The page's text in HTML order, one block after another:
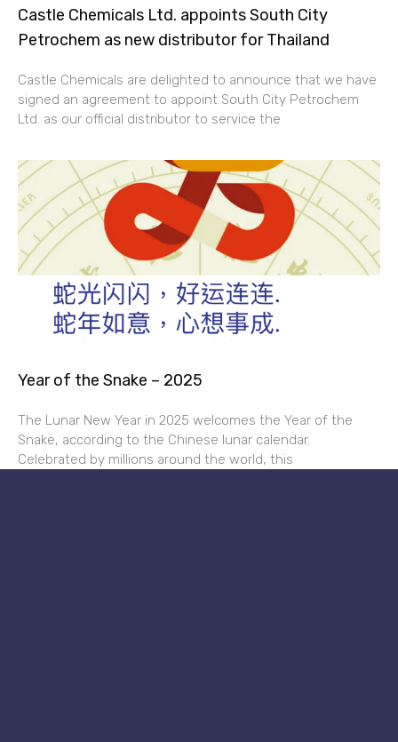
Castle Chemicals Ltd. appoints South City
Petrochem as new distributor for Thailand
Castle Chemicals are delighted to announce that we have
signed an agreement to appoint South City Petrochem
Ltd. as our official distributor to service the
Year of the Snake – 2025
The Lunar New Year in 2025 welcomes the Year of the
Snake, according to the Chinese lunar calendar.
Celebrated by millions around the world, this